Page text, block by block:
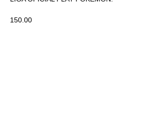
150.00